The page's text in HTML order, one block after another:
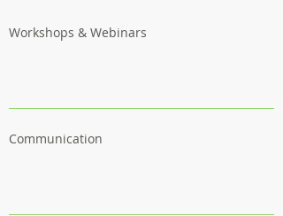
Workshops & Webinars
Communication